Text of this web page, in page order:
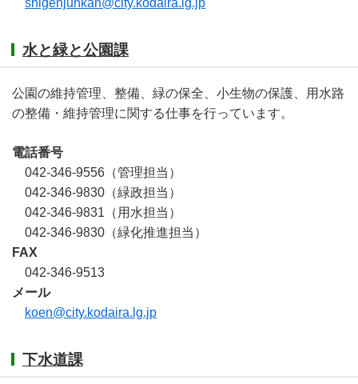
shigenjunkan@city.kodaira.lg.jp
水と緑と公園課
公園の維持管理、整備、緑の保全、小生物の保護、用水路
の整備・維持管理に関する仕事を行っています。
電話番号
042-346-9556（管理担当）
042-346-9830（緑政担当）
042-346-9831（用水担当）
042-346-9830（緑化推進担当）
FAX
042-346-9513
メール
koen@city.kodaira.lg.jp
下水道課